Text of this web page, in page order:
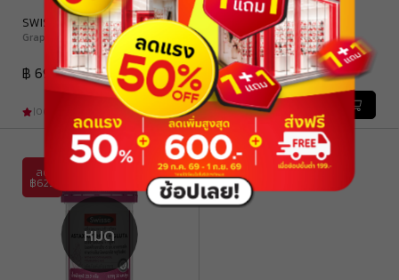
SWISSE
Grape Seed
฿ 690.00
|0
SWISSE
Collagen + Grape Seed
฿ 588.00
฿ 840.00
|0(0)
ลด
฿625
หมด